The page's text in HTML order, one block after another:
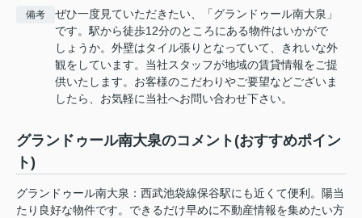
備考
ぜひ一度見ていただきたい、「グランドゥール南大泉」
です。駅から徒歩12分のところにある物件はいかがで
しょうか。外壁はタイル張りとなっていて、きれいな外
観をしています。当社スタッフが地域の賃貸情報をご提
供いたします。お客様のこだわりやご要望などございま
したら、お気軽に当社へお問い合わせ下さい。
グランドゥール南大泉のコメント(おすすめポイン
ト)
グランドゥール南大泉：西武池袋線保谷駅にも近くて便利。陽当
たり良好な物件です。できるだけ早めに不動産情報を集めたい方